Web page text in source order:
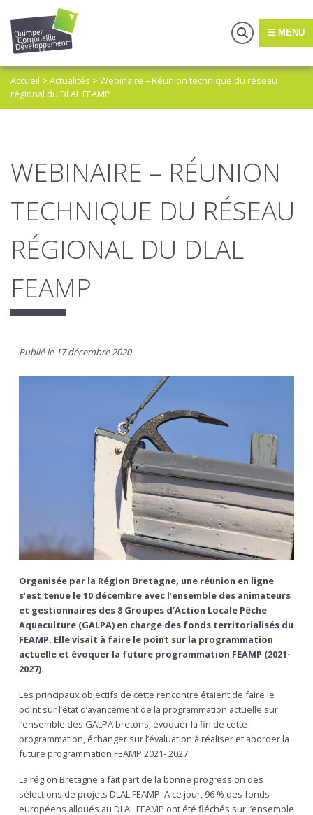
MENU
Accueil > Actualités > Webinaire – Réunion technique du réseau
régional du DLAL FEAMP
WEBINAIRE – RÉUNION
TECHNIQUE DU RÉSEAU
RÉGIONAL DU DLAL
FEAMP
Publié le 17 décembre 2020
Organisée par la Région Bretagne, une réunion en ligne
s’est tenue le 10 décembre avec l’ensemble des animateurs
et gestionnaires des 8 Groupes d’Action Locale Pêche
Aquaculture (GALPA) en charge des fonds territorialisés du
FEAMP. Elle visait à faire le point sur la programmation
actuelle et évoquer la future programmation FEAMP (2021-
2027).
Les principaux objectifs de cette rencontre étaient de faire le
point sur l’état d’avancement de la programmation actuelle sur
l’ensemble des GALPA bretons, évoquer la fin de cette
programmation, échanger sur l’évaluation à réaliser et aborder la
future programmation FEAMP 2021- 2027.
La région Bretagne a fait part de la bonne progression des
sélections de projets DLAL FEAMP. A ce jour, 96 % des fonds
européens alloués au DLAL FEAMP ont été fléchés sur l’ensemble